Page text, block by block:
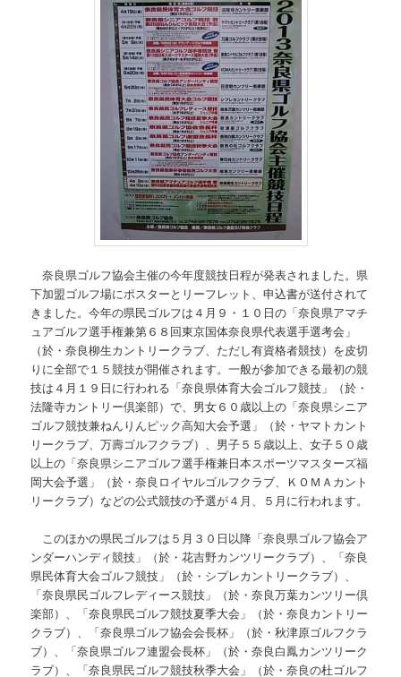
奈良県ゴルフ協会主催の今年度競技日程が発表されました。県
下加盟ゴルフ場にポスターとリーフレット、申込書が送付されて
きました。今年の県民ゴルフは４月９・１０日の「奈良県アマチ
ュアゴルフ選手権兼第６８回東京国体奈良県代表選手選考会」
（於・奈良柳生カントリークラブ、ただし有資格者競技）を皮切
りに全部で１５競技が開催されます。一般が参加できる最初の競
技は４月１９日に行われる「奈良県体育大会ゴルフ競技」（於・
法隆寺カントリー倶楽部）で、男女６０歳以上の「奈良県シニア
ゴルフ競技兼ねんりんピック高知大会予選」（於・ヤマトカント
リークラブ、万壽ゴルフクラブ）、男子５５歳以上、女子５０歳
以上の「奈良県シニアゴルフ選手権兼日本スポーツマスターズ福
岡大会予選」（於・奈良ロイヤルゴルフクラブ、ＫＯＭＡカント
リークラブ）などの公式競技の予選が４月、５月に行われます。
このほかの県民ゴルフは５月３０日以降「奈良県ゴルフ協会ア
ンダーハンディ競技」（於・花吉野カンツリークラブ）、「奈良
県民体育大会ゴルフ競技」（於・シプレカントリークラブ）、
「奈良県民ゴルフレディース競技」（於・奈良万葉カンツリー倶
楽部）、「奈良県民ゴルフ競技夏季大会」（於・奈良カントリー
クラブ）、「奈良県ゴルフ協会会長杯」（於・秋津原ゴルフクラ
ブ）、「奈良県ゴルフ連盟会長杯」（於・奈良白鳳カンツリーク
ラブ）、「奈良県民ゴルフ競技秋季大会」（於・奈良の杜ゴルフ